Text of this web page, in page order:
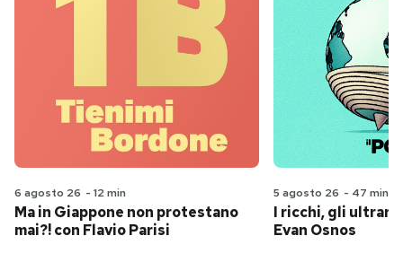
6 agosto 26 - 12 min
Ma in Giappone non protestano
mai?! con Flavio Parisi
5 agosto 26 - 47 min
I ricchi, gli
Evan Osnos